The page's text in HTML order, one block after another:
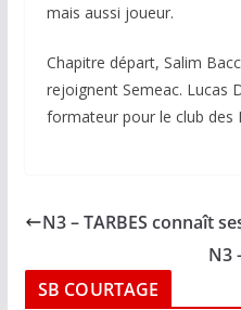
mais aussi joueur.
Chapitre départ, Salim
rejoignent Semeac. Lucas
formateur pour le club des
N3 – TARBES connaît
N3
SB COURTAGE